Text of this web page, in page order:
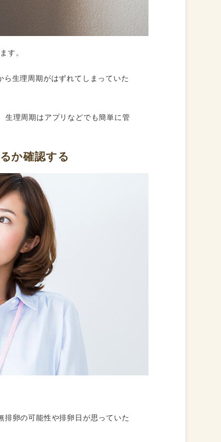
す。
生理周期がはずれてしまっていた
理周期はアプリなどでも簡単に管
か確認する
排卵の可能性や排卵日が思っていた